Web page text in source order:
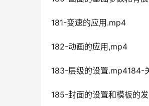
181-变速的应用.mp4
182-动画的应用,mp4
183-层级的设置.mp4184-
185-封面的设置和模板的